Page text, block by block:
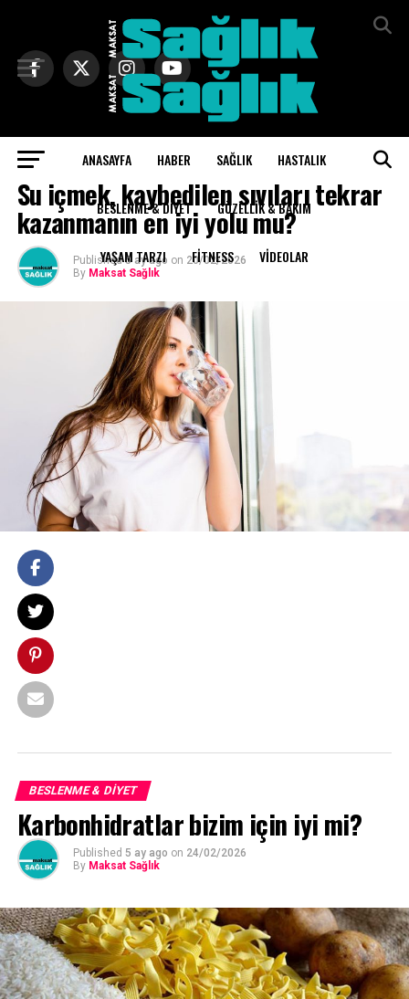
ANASAYFA HABER SAĞLIK HASTALIK
BESLENME & DIYET GÜZELLIK & BAKIM
YAŞAM TARZI FITNESS VIDEOLAR
BESLENME & DIYET
Su içmek, kaybedilen sıvıları tekrar
kazanmanın en iyi yolu mu?
Published 5 ay ago on 20/02/2026
By Maksat Sağlık
BESLENME & DIYET
Karbonhidratlar bizim için iyi mi?
Published 5 ay ago on 24/02/2026
By Maksat Sağlık
Exit mobile version